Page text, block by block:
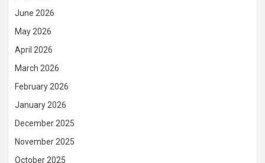
June 2026
May 2026
April 2026
March 2026
February 2026
January 2026
December 2025
November 2025
October 2025